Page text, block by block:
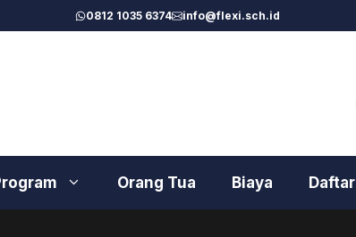
0812 1035 6374 info@flexi.sch.id
Orang Tua Biaya Daftar